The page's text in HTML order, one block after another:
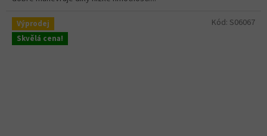
Výprodej
Skvělá cena!
Kód: S06067